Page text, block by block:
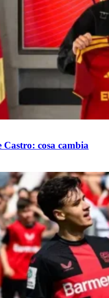
cosa cambia